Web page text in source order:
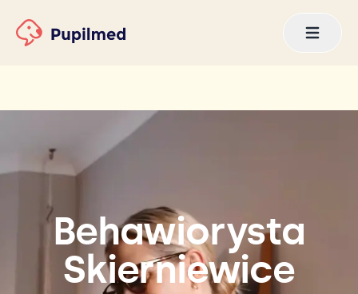
Behawiorysta
Skierniewice